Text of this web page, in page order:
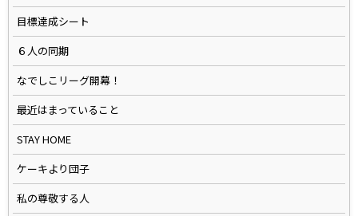
目標達成シート
６人の同期
なでしこリーグ開幕！
最近はまっていること
STAY HOME
ケーキより団子
私の尊敬する人